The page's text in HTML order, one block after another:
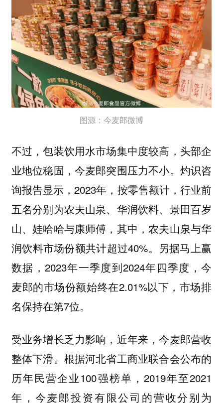
图源：今麦郎微博
不过，包装饮用水市场集中度较高，头部企
业地位稳固，今麦郎突围压力不小。灼识咨
询报告显示，2023年，按零售额计，行业前
五名分别为农夫山泉、华润饮料、景田百岁
山、娃哈哈与康师傅，其中，农夫山泉与华
润饮料市场份额共计超过40%。另据马上赢
数据，2023年一季度到2024年四季度，今
麦郎的市场份额始终在2.01%以下，市场排
名保持在第7位。
受业务增长乏力影响，近年来，今麦郎营收
整体下滑。根据河北省工商业联合会公布的
历年民营企业100强榜单，2019年至2021
年，今麦郎投资有限公司的营收分别为